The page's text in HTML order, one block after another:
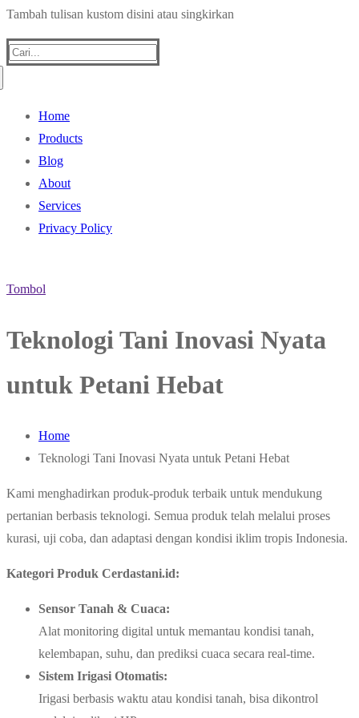
Tambah tulisan kustom disini atau singkirkan
Cari:
Home
Products
Blog
About
Services
Privacy Policy
Tombol
Teknologi Tani Inovasi Nyata
untuk Petani Hebat
Home
Teknologi Tani Inovasi Nyata untuk Petani Hebat
Kami menghadirkan produk-produk terbaik untuk mendukung
pertanian berbasis teknologi. Semua produk telah melalui proses
kurasi, uji coba, dan adaptasi dengan kondisi iklim tropis Indonesia.
Kategori Produk Cerdastani.id:
Sensor Tanah & Cuaca:
Alat monitoring digital untuk memantau kondisi tanah,
kelembapan, suhu, dan prediksi cuaca secara real-time.
Sistem Irigasi Otomatis:
Irigasi berbasis waktu atau kondisi tanah, bisa dikontrol